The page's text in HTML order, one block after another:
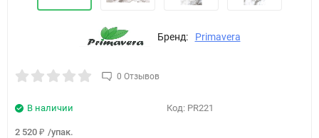
Бренд: Primavera
0 Отзывов
Код: PR221
В наличии
2 520 ₽ /упак.